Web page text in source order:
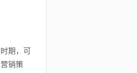
期，可
销策